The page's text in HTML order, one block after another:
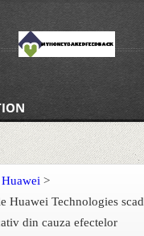
Huawei >
Huawei Technologies scad
din cauza efectelor